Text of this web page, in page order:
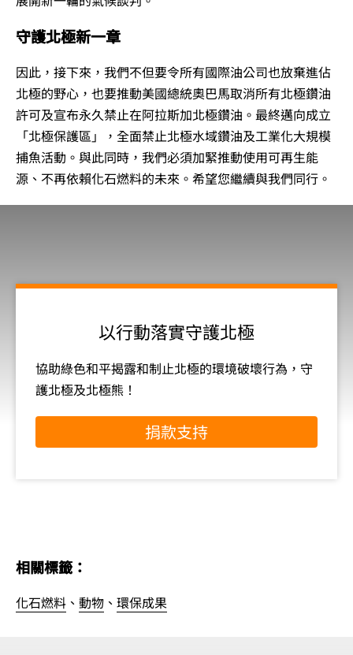
守護北極新一章
因此，接下來，我們不但要令所有國際油公司也放棄進佔
北極的野心，也要推動美國總統奧巴馬取消所有北極鑽油
許可及宣布永久禁止在阿拉斯加北極鑽油。最終邁向成立
「北極保護區」，全面禁止北極水域鑽油及工業化大規模
捕魚活動。與此同時，我們必須加緊推動使用可再生能
源、不再依賴化石燃料的未來。希望您繼續與我們同行。
以行動落實守護北極
協助綠色和平揭露和制止北極的環境破壞行為，守
護北極及北極熊！
捐款支持
相關標籤：
化石燃料 、 動物 、 環保成果